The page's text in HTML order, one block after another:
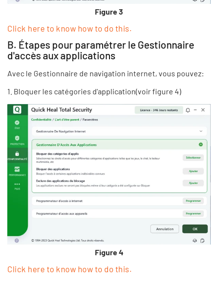
Figure 3
Click here to know how to do this.
B. Étapes pour paramétrer le Gestionnaire
d'accès aux applications
Avec le Gestionnaire de navigation internet, vous pouvez:
1. Bloquer les catégories d'application(voir figure 4)
Figure 4
Click here to know how to do this.